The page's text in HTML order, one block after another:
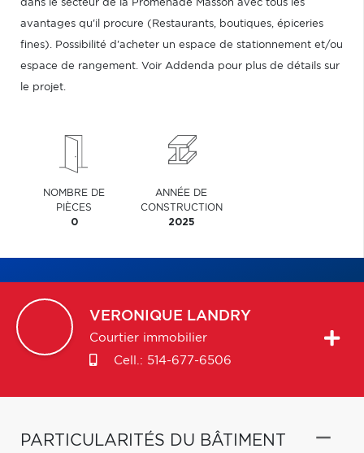
dans le secteur de la Promenade Masson avec tous les
avantages qu'il procure (Restaurants, boutiques, épiceries
fines). Possibilité d'acheter un espace de stationnement et/ou
espace de rangement. Voir Addenda pour plus de détails sur
le projet.
NOMBRE DE
PIÈCES
0
ANNÉE DE
CONSTRUCTION
2025
VERONIQUE LANDRY
Courtier immobilier
Cell.: 514-677-6506
PARTICULARITÉS DU BÂTIMENT